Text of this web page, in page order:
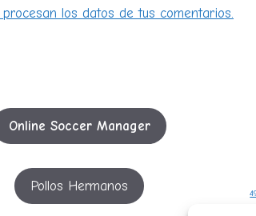
los datos de tus comentarios.
Online Soccer Manager
Pollos Hermanos